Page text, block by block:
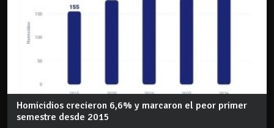
Homicidios crecieron 6,6% y marcaron el peor primer
semestre desde 2015